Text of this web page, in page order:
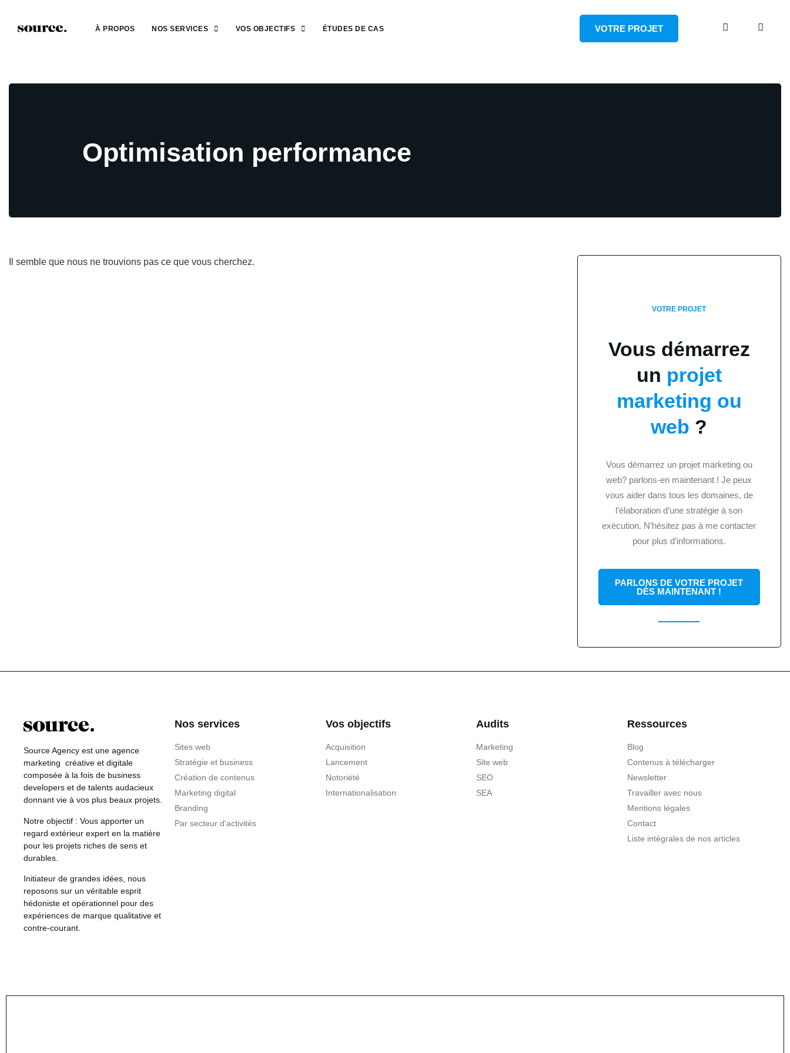
À PROPOS NOS SERVICES VOS OBJECTIFS ÉTUDES DE CAS VOTRE PROJET
Optimisation performance
Il semble que nous ne trouvions pas ce que vous cherchez.
VOTRE PROJET
Vous démarrez
un projet
marketing ou
web ?
Vous démarrez un projet marketing ou
web? parlons-en maintenant ! Je peux
vous aider dans tous les domaines, de
l’élaboration d’une stratégie à son
exécution. N’hésitez pas à me contacter
pour plus d’informations.
PARLONS DE VOTRE PROJET
DÈS MAINTENANT !
Source Agency est une agence
marketing créative et digitale
composée à la fois de business
developers et de talents audacieux
donnant vie à vos plus beaux projets.
Notre objectif : Vous apporter un
regard extérieur expert en la matière
pour les projets riches de sens et
durables.
Initiateur de grandes idées , nous
reposons sur un véritable esprit
hédoniste et opérationnel pour des
expériences de marque qualitative et
contre-courant.
Nos services
Sites web
Stratégie et business
Création de contenus
Marketing digital
Branding
Par secteur d'activités
Vos objectifs
Acquisition
Lancement
Notoriété
Internationalisation
Audits
Marketing
Site web
SEO
SEA
Ressources
Blog
Contenus à télécharger
Newsletter
Travailler avec nous
Mentions légales
Contact
Liste intégrales de nos articles